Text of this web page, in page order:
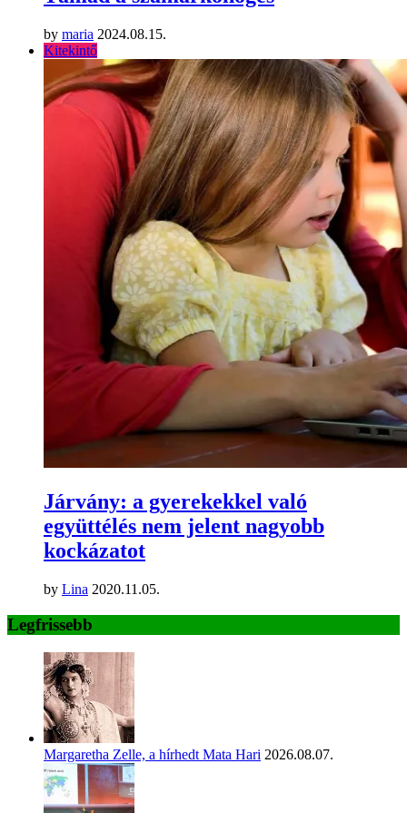
by maria 2024.08.15.
Kitekintő
Járvány: a gyerekekkel való
együttélés nem jelent nagyobb
kockázatot
by Lina 2020.11.05.
Legfrissebb
Margaretha Zelle, a hírhedt Mata Hari 2026.08.07.